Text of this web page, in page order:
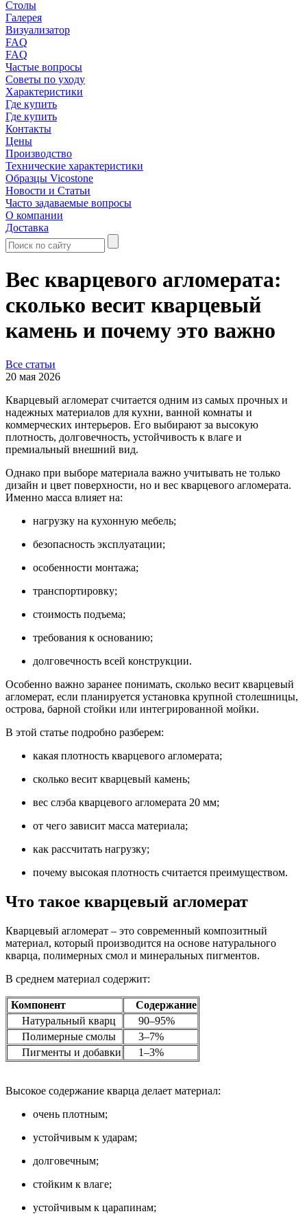
Столы
Галерея
Визуализатор
FAQ
FAQ
Частые вопросы
Советы по уходу
Характеристики
Где купить
Где купить
Контакты
Цены
Производство
Технические характеристики
Образцы Vicostone
Новости и Статьи
Часто задаваемые вопросы
О компании
Доставка
Вес кварцевого агломерата:
сколько весит кварцевый
камень и почему это важно
Все статьи
20 мая 2026
Кварцевый агломерат считается одним из самых прочных и
надежных материалов для кухни, ванной комнаты и
коммерческих интерьеров. Его выбирают за высокую
плотность, долговечность, устойчивость к влаге и
премиальный внешний вид.
Однако при выборе материала важно учитывать не только
дизайн и цвет поверхности, но и вес кварцевого агломерата.
Именно масса влияет на:
нагрузку на кухонную мебель;
безопасность эксплуатации;
особенности монтажа;
транспортировку;
стоимость подъема;
требования к основанию;
долговечность всей конструкции.
Особенно важно заранее понимать, сколько весит кварцевый
агломерат, если планируется установка крупной столешницы,
острова, барной стойки или интегрированной мойки.
В этой статье подробно разберем:
какая плотность кварцевого агломерата;
сколько весит кварцевый камень;
вес слэба кварцевого агломерата 20 мм;
от чего зависит масса материала;
как рассчитать нагрузку;
почему высокая плотность считается преимуществом.
Что такое кварцевый агломерат
Кварцевый агломерат – это современный композитный
материал, который производится на основе натурального
кварца, полимерных смол и минеральных пигментов.
В среднем материал содержит:
Компонент
Содержание
Натуральный кварц
90–95%
Полимерные смолы
3–7%
Пигменты и добавки
1–3%
Высокое содержание кварца делает материал:
очень плотным;
устойчивым к ударам;
долговечным;
стойким к влаге;
устойчивым к царапинам;